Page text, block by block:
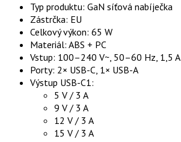
Typ produktu: GaN síťová nabíječka
Zástrčka: EU
Celkový výkon: 65 W
Materiál: ABS + PC
Vstup: 100–240 V~, 50–60 Hz, 1,5 A
Porty: 2× USB-C, 1× USB-A
Výstup USB-C1:
5 V / 3 A
9 V / 3 A
12 V / 3 A
15 V / 3 A